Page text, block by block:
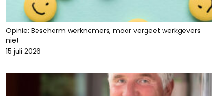
Opinie: Bescherm werknemers, maar vergeet werkgevers
niet
15 juli 2026